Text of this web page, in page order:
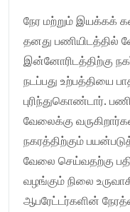
நேர மற்றும் இயக்கக்
தனது பணியிடத்தில்
இன்னோரிடத்திற்கு
நடப்பது உற்பத்தியை
புரிந்துகொண்டார்.
வேலைக்கு
நகரத்திற்கும்
வேலை செய்வதற்கு
வழங்கும் நிலை
ஆபரேட்டர்களின்